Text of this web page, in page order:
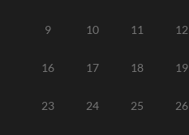
9 10 11 12
16 17 18 19
23 24 25 26